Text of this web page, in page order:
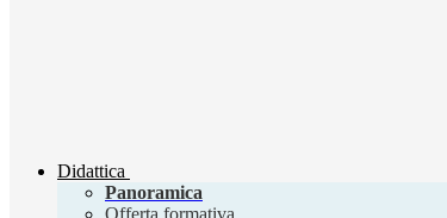
Didattica
Panoramica